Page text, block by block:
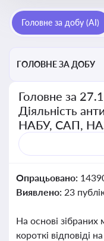
у державному
Головне за добу (AI)
ГОЛОВНЕ ЗА ДОБУ
Головне за
Діяльність
НАБУ, САП,
Опрацьовано:
Виявлено: 23
На основі зібраних
короткі відповіді